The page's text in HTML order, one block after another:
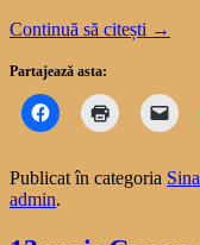
Continuă să citești →
Partajează asta:
Publicat în categoria
admin.